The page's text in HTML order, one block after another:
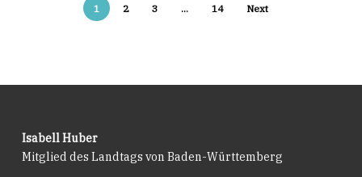
1 2 3 … 14 Next
Isabell Huber
Mitglied des Landtags von Baden-Württemberg